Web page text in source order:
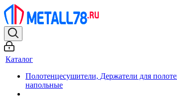
Каталог
Полотенцесушители, Держатели для
напольные